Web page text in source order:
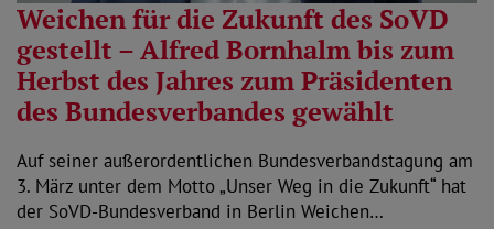
Weichen für die Zukunft des SoVD
gestellt – Alfred Bornhalm bis zum
Herbst des Jahres zum Präsidenten
des Bundesverbandes gewählt
Auf seiner außerordentlichen Bundesverbandstagung am
3. März unter dem Motto „Unser Weg in die Zukunft“ hat
der SoVD-Bundesverband in Berlin Weichen…